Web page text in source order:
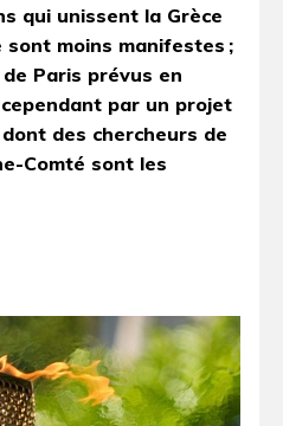
qui unissent la Grèce
sont moins manifestes ;
de Paris prévus en
par un projet
des chercheurs de
Comté sont les